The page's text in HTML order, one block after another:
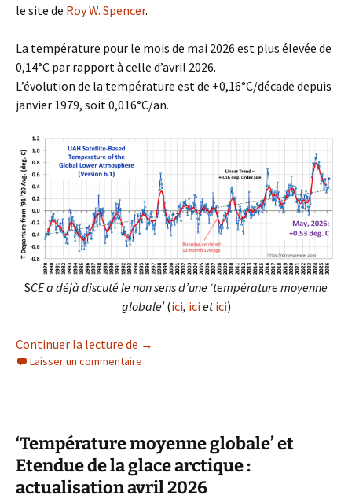
le site de Roy W. Spencer.
La température pour le mois de mai 2026 est plus élevée de
0,14°C par rapport à celle d’avril 2026.
L’évolution de la température est de +0,16°C/décade depuis
janvier 1979, soit 0,016°C/an.
SCE a déjà discuté le non sens d’une ‘température moyenne
globale’(ici, icietici)
Continuer la lecture de ‘Température moyenne globale’ et
→
Laisser un commentaire
‘Température moyenne globale’ et
Etendue de la glace arctique :
actualisation avril 2026